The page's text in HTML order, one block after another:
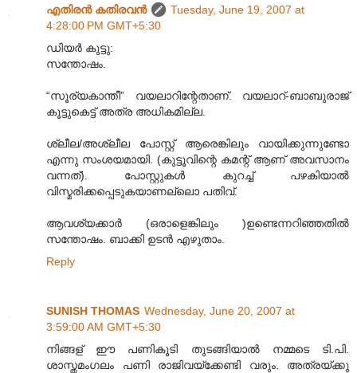
എതിരന്‍ കതിരവന്‍
Tuesday, June 19, 2007 at
4:28:00 PM GMT+5:30
ഡിയര്‍ കുട്ടു:
സന്തോഷം.
“സൂര്യകാന്തീ” വയലാറിന്റേതാണ്. വയലാറ്-ബാബുരാജ്
കൂട്ടുകെട്ട് അത്ര അധികമില്ല.
ശ്ലീല/അശ്ലീല പോസ്റ്റ് ആരെങ്കിലും വായിക്കുന്നുണ്ടോ
എന്നു സംശയമായി. (കുട്ടൂവിന്റെ കമന്റ് ആണ് അവസാനം
വന്നത്). പോസ്റ്റുകള്‍ കുറച്ച് പഴകിയാല്‍
വിസ്മരിക്കപ്പെടുകയാണല്ലൊ പതിവ്.
ആവശ്യക്കാര്‍ (ഒരാളെങ്കിലും )ഉണ്ടെന്നറിഞ്ഞതില്‍
സന്തോഷം. ബാക്കി ഉടന്‍ എഴുതാം.
Reply
SUNISH THOMAS Wednesday, June 20, 2007 at
3:59:00 AM GMT+5:30
നിങ്ങള് ഈ പണികൂടി തുടങ്ങിയാല്‍ നമ്മടെ ടി.പി.
ശാസ്തമംഗലം പണി രാജിവയ്ക്കേണ്ടി വരും. അത്രയ്ക്കു